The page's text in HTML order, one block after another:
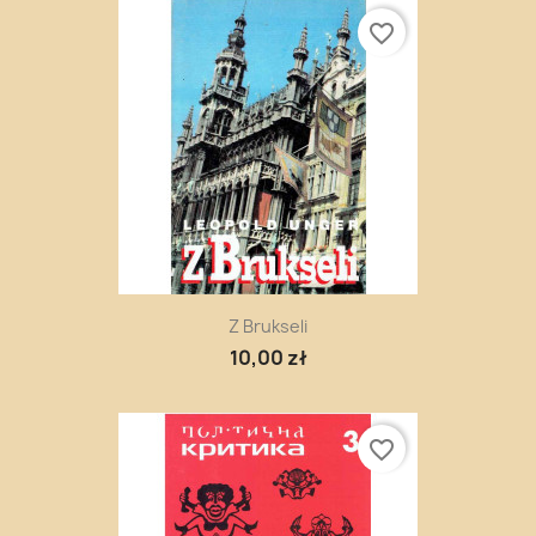
Z Brukseli
10,00 zł
favorite_border
favorite_border